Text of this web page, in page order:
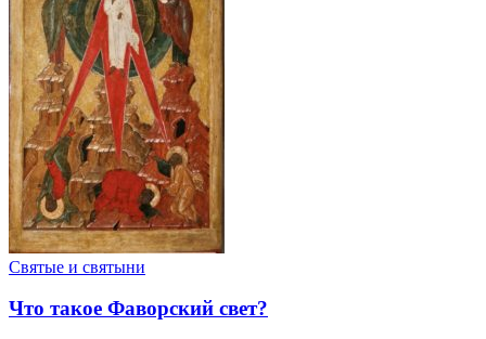
Святые и святыни
Что такое Фаворский свет?